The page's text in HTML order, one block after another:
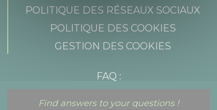
POLITIQUE DES RÉSEAUX SOCIAUX
POLITIQUE DES COOKIES
GESTION DES COOKIES
FAQ :
Find answers to your questions !